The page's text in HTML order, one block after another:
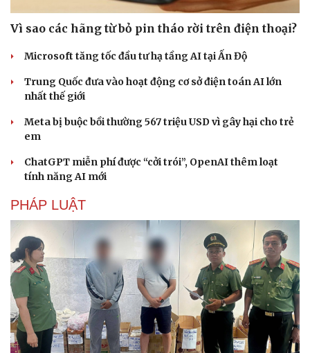
Hội chợ Du lịch quốc tế TP.HCM 2026 có quy mô lớn nhất
từ trước đến nay
Bảo tàng Tưởng niệm Hòa bình tại Nhật Bản đón lượng
khách kỷ lục
Du lịch biển Việt Nam: Muốn bứt phá phải vượt khỏi lợi
thế tự nhiên
CÔNG NGHỆ
Vì sao các hãng từ bỏ pin tháo rời trên điện thoại?